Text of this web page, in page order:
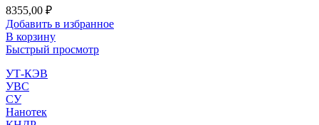
8355,00 ₽
Добавить в избранное
В корзину
Быстрый просмотр
УТ-КЭВ
УВС
СУ
Нанотек